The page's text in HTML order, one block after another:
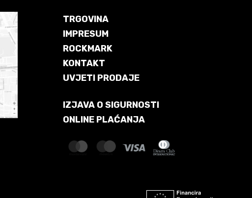
TRGOVINA
IMPRESUM
ROCKMARK
KONTAKT
UVJETI PRODAJE
IZJAVA O SIGURNOSTI
ONLINE PLAĆANJA